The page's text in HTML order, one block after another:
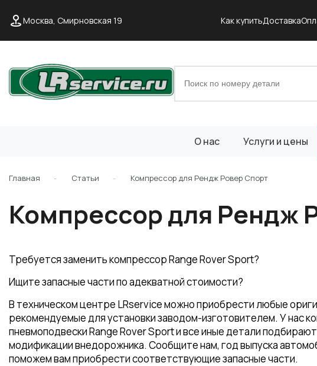
Москва, Смирновская 19 Как купитьДоставка
О нас Услуги и цены
Главная Статьи Компрессор для Рендж Ровер Спорт
Компрессор для Рендж
Требуется заменить компрессор Range Rover Sport?
Ищите запасные части по адекватной стоимости?
В техническом центре LRservice можно приобрести любые
рекомендуемые для установки заводом-изготовителем. У нас
пневмоподвески Range Rover Sport и все иные детали
модификации внедорожника. Сообщите нам, год выпуска
поможем вам приобрести соответствующие запасные части.